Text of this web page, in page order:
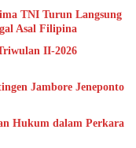
TNI Turun Langsung
Asal Filipina
II-2026
Jambore Jeneponto
Hukum dalam Perkara